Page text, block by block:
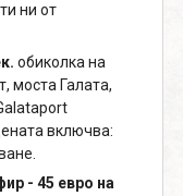
ни от
обиколка на
моста Галата,
включва:
- 45 евро на